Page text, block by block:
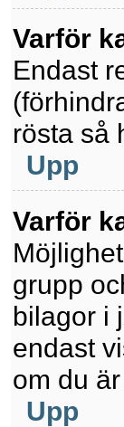
Varför
Endast
rösta så
Upp
Varför
grupp
bilagor i
endast
om du
Upp